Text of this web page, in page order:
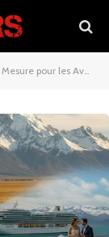
pour les Aventuriers